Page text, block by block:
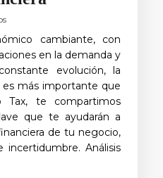
cambiante, con
en la demanda y
evolución, la
más importante que
Tax, te compartimos
que te ayudarán a
de tu negocio,
Análisis